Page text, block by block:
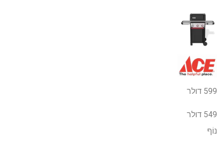
599 דולר
549 דולר
נוֹף